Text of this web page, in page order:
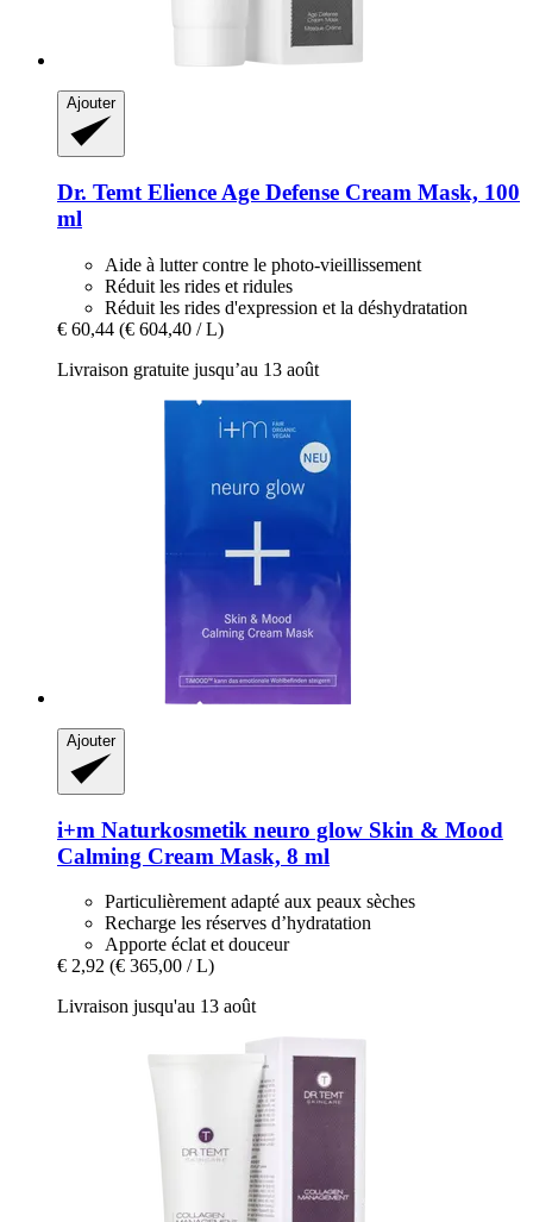
Ajouter
Dr. Temt Elience Age Defense Cream Mask, 100
ml
Aide à lutter contre le photo-vieillissement
Réduit les rides et ridules
Réduit les rides d'expression et la déshydratation
€ 60,44 (€ 604,40 / L)
Livraison gratuite jusqu’au 13 août
Ajouter
i+m Naturkosmetik neuro glow Skin & Mood
Calming Cream Mask, 8 ml
Particulièrement adapté aux peaux sèches
Recharge les réserves d’hydratation
Apporte éclat et douceur
€ 2,92 (€ 365,00 / L)
Livraison jusqu'au 13 août